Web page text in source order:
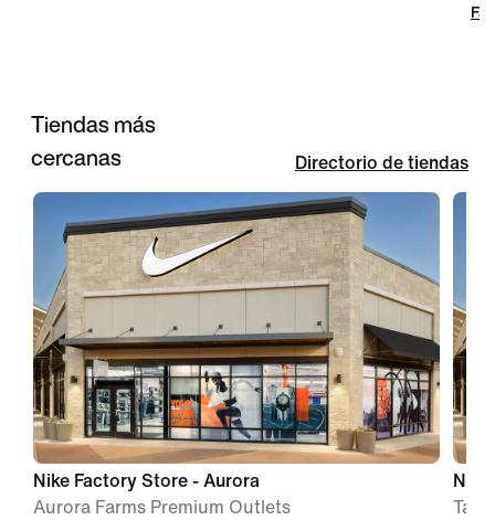
Tiendas más
cercanas
Directorio de tiendas
Nike Factory Store - Aurora
Aurora Farms Premium Outlets